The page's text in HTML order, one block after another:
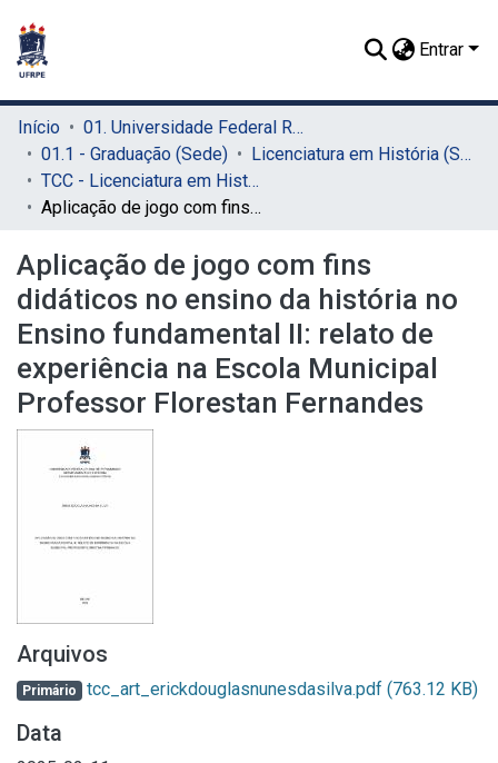
Entrar
Início
01. Universidade Federal Rural de Pernambuco - UFRPE (Sede)
01.1 - Graduação (Sede)
Licenciatura em História (Sede)
TCC - Licenciatura em História (Sede)
Aplicação de jogo com fins didáticos no ensino da história no Ensino fundamental II: relato de experiência na Escola Municipal Professor Florestan Fernandes
Aplicação de jogo com fins
didáticos no ensino da história no
Ensino fundamental II: relato de
experiência na Escola Municipal
Professor Florestan Fernandes
Arquivos
Primário tcc_art_erickdouglasnunesdasilva.pdf (763.12 KB)
Data